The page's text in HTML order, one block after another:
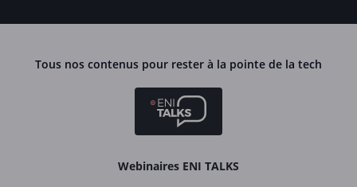
Tous nos contenus pour rester à la pointe de la tech
Webinaires ENI TALKS